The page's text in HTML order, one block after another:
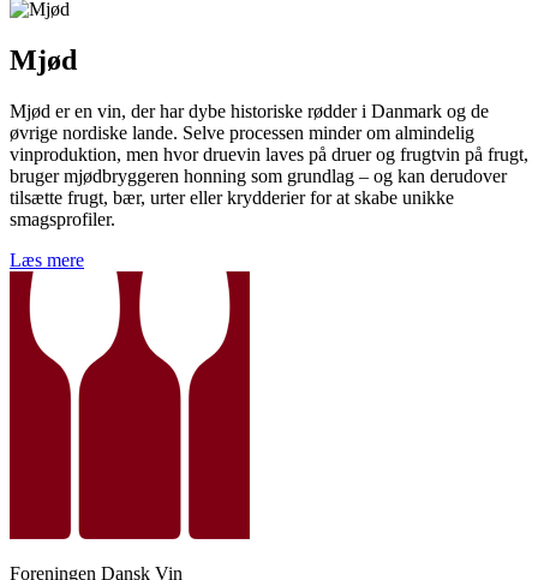
Mjød
Mjød er en vin, der har dybe historiske rødder i Danmark og de
øvrige nordiske lande. Selve processen minder om almindelig
vinproduktion, men hvor druevin laves på druer og frugtvin på frugt,
bruger mjødbryggeren honning som grundlag – og kan derudover
tilsætte frugt, bær, urter eller krydderier for at skabe unikke
smagsprofiler.
Læs mere
Foreningen Dansk Vin